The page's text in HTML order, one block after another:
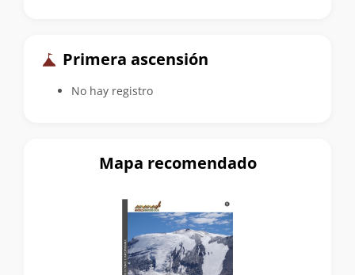
Primera ascensión
No hay registro
Mapa recomendado